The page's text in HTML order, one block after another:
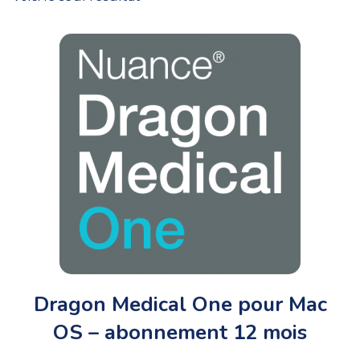
Dragon Medical One pour Mac
OS – abonnement 12 mois